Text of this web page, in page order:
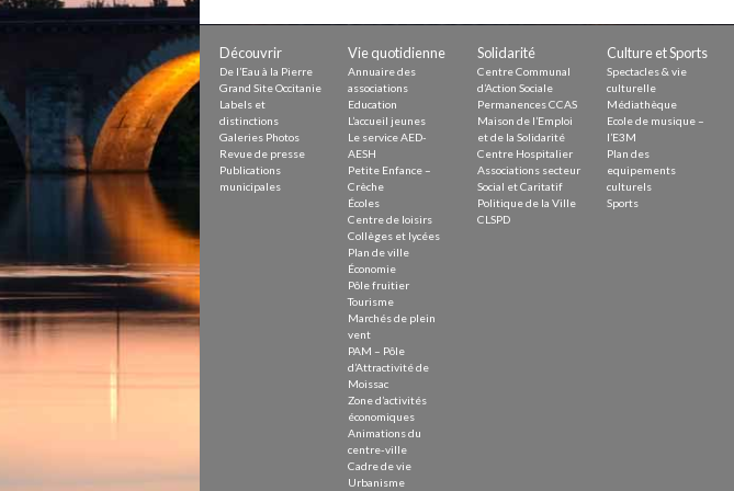
Écoles
Centre de loisirs
Collèges et lycées
Le service AED-AESH
Pôle fruitier
Tourisme
Marchés de plein vent
PAM – Pôle d’Attractivité de Moissac
Zones d’activités économiques
Animations du centre-ville
Annuaire des commerces
Démarchage
Urbanisme
Environnement développement durable
Déchets
Eau
Prévention des risques
Crues
Découvrir
De l’Eau à la Pierre
Grand Site Occitanie
Labels et
distinctions
Galeries Photos
Revue de presse
Publications
municipales
Vie quotidienne
Annuaire des
associations
Education
L’accueil jeunes
Le service AED-
AESH
Petite Enfance –
Crèche
Écoles
Centre de loisirs
Collèges et lycées
Plan de ville
Économie
Pôle fruitier
Tourisme
Marchés de plein
vent
PAM – Pôle
d’Attractivité de
Moissac
Zone d’activités
économiques
Animations du
centre-ville
Cadre de vie
Urbanisme
Solidarité
Centre Communal
d’Action Sociale
Permanences CCAS
Maison de l’Emploi
et de la Solidarité
Centre Hospitalier
Associations secteur
Social et Caritatif
Politique de la Ville
CLSPD
Culture et Sports
Spectacles & vie
culturelle
Médiathèque
Ecole de musique –
l’E3M
Plan des
equipements
culturels
Sports